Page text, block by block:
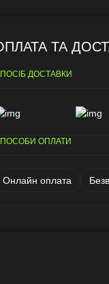
ТА
ДОСТАВКИ
ОПЛАТИ
Онлайн оплата